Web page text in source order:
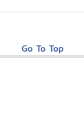
Go To Top